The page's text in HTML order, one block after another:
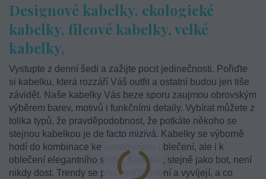
Designové kabelky, ekologické
kabelky, filcové kabelky, velké
kabelky,
Vystupte z denní šedi a zažijte pocit jedinečnosti. Pořiďte
si kabelku, která rozzáří Váš outfit a ostatní budou jen tiše
závidět. Naše kabelky Vás beze sporu zaujmou obrovským
výběrem barev, motivů i funkčními detaily. Vybírat můžete z
tolika typů, že pravděpodobnost, že potkáte někoho se
stejnou kabelkou je de facto mizivá. Kabelky se výborně
hodí do kombinace ke sportovnímu oblečení, ale i k
oblečení elegantního střihu. Kabelek, stejně jako bot, není
nikdy dost. Trendy se přeci pořád mění a vyvíjejí, a co